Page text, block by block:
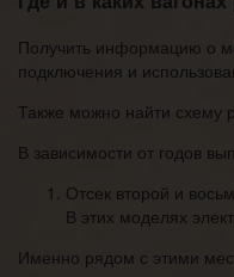
Получить информацию о
подключения и
Также можно найти схему
В зависимости от годов
Отсек второй и
В этих моделях
Именно рядом с этими